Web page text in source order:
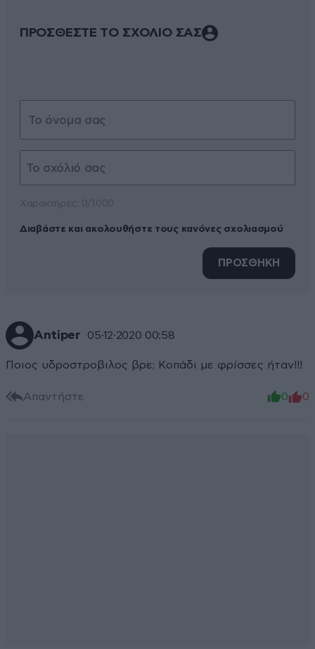
ΠΡΟΣΘΕΣΤΕ ΤΟ ΣΧΟΛΙΟ ΣΑΣ
Διαβάστε και ακολουθήστε τους κανόνες σχολιασμού
ΠΡΟΣΘΗΚΗ
Antiper 05·12·2020 00:58
Ποιος υδροστροβιλος βρε; Κοπάδι με φρίσσες ήταν!!!
Απαντήστε 0 0